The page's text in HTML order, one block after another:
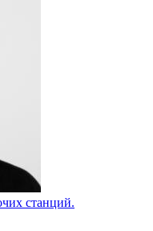
станций.